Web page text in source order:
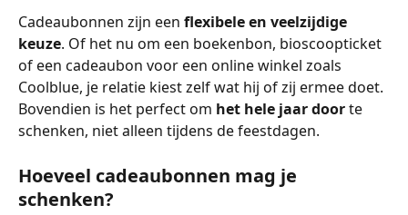
Cadeaubonnen zijn een flexibele en veelzijdige
keuze. Of het nu om een boekenbon, bioscoopticket
of een cadeaubon voor een online winkel zoals
Coolblue, je relatie kiest zelf wat hij of zij ermee doet.
Bovendien is het perfect om het hele jaar door te
schenken, niet alleen tijdens de feestdagen.
Hoeveel cadeaubonnen mag je
schenken?